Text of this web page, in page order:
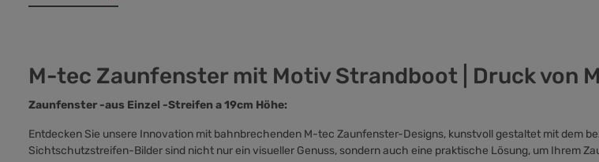
M-tec Zaunfenster mit Motiv Strandboot | Druck von
Zaunfenster -aus Einzel -Streifen a 19cm Höhe:
Entdecken Sie unsere Innovation mit bahnbrechenden M-tec Zaunfenster-Designs, kunstvoll gestaltet mit dem
Sichtschutzstreifen-Bilder sind nicht nur ein visueller Genuss, sondern auch eine praktische Lösung, um Ihrem